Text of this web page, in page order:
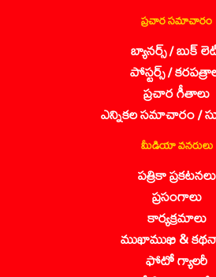
ప్రచార సమాచారం
బ్యానర్స్ / బుక్
పోస్టర్స్ /
ప్రచార గీతాలు
ఎన్నికల సమాచారం /
మీడియా వనరులు
పత్రికా ప్రకటనలు
ప్రసంగాలు
కార్యక్రమాలు
ముఖాముఖి &
ఫోటో గ్యాలరీ